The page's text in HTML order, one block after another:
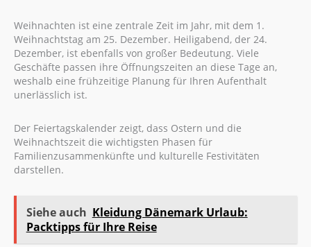
Weihnachten ist eine zentrale Zeit im Jahr, mit dem 1.
Weihnachtstag am 25. Dezember. Heiligabend, der 24.
Dezember, ist ebenfalls von großer Bedeutung. Viele
Geschäfte passen ihre Öffnungszeiten an diese Tage an,
weshalb eine frühzeitige Planung für Ihren Aufenthalt
unerlässlich ist.
Der Feiertagskalender zeigt, dass Ostern und die
Weihnachtszeit die wichtigsten Phasen für
Familienzusammenkünfte und kulturelle Festivitäten
darstellen.
Siehe auch Kleidung Dänemark Urlaub:
Packtipps für Ihre Reise